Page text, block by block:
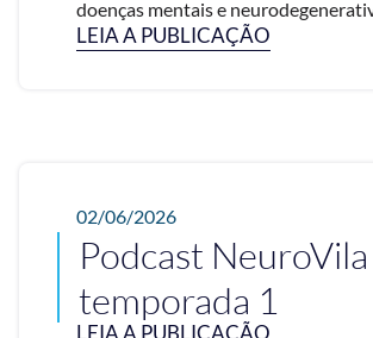
doenças mentais e
LEIA A PUBLICAÇÃO
02/06/2026
Podcast
temporada 1
LEIA A PUBLICAÇÃO